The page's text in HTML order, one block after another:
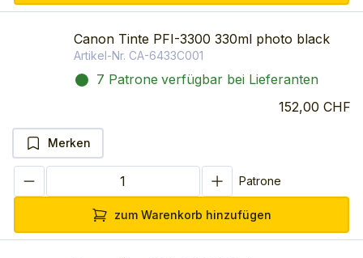
Canon Tinte PFI-3300 330ml photo black
Artikel-Nr. CA-6433C001
7 Patrone verfügbar bei Lieferanten
152,00 CHF
Merken
Patrone
zum Warenkorb hinzufügen